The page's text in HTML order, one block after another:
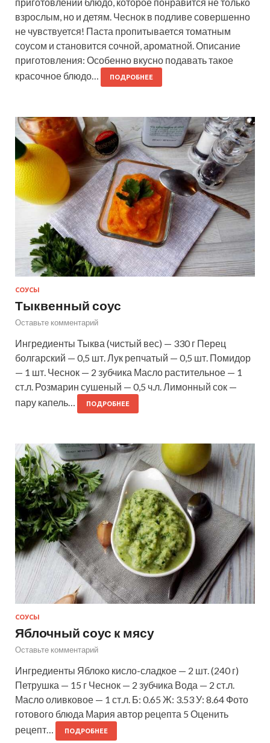
взрослым, но и детям. Чеснок в подливе совершенно
не чувствуется! Паста пропитывается томатным
соусом и становится сочной, ароматной. Описание
приготовления: Особенно вкусно подавать такое
красочное блюдо…
ПОДРОБНЕЕ
СОУСЫ
Тыквенный соус
Оставьте комментарий
Ингредиенты Тыква (чистый вес) — 330 г Перец
болгарский — 0,5 шт. Лук репчатый — 0,5 шт. Помидор
— 1 шт. Чеснок — 2 зубчика Масло растительное — 1
ст.л. Розмарин сушеный — 0,5 ч.л. Лимонный сок —
пару капель…
ПОДРОБНЕЕ
СОУСЫ
Яблочный соус к мясу
Оставьте комментарий
Ингредиенты Яблоко кисло-сладкое — 2 шт. (240 г)
Петрушка — 15 г Чеснок — 2 зубчика Вода — 2 ст.л.
Масло оливковое — 1 ст.л. Б: 0.65 Ж: 3.53 У: 8.64 Фото
готового блюда Мария автор рецепта 5 Оценить
рецепт…
ПОДРОБНЕЕ